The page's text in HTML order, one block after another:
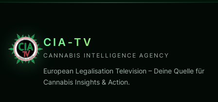
CIA-TV
CANNABIS INTELLIGENCE AGENCY
European Legalisation Television – Deine Quelle für
Cannabis Insights & Action.